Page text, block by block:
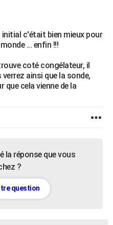
c'était bien mieux pour
... enfin !!!
coté congélateur, il
ainsi que la sonde,
que cela vienne de la
la réponse que vous
?
question